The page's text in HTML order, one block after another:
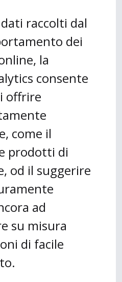
raccolti dal
dei
la
consente
offrire
come il
prodotti di
od il suggerire
ad
su misura
di facile